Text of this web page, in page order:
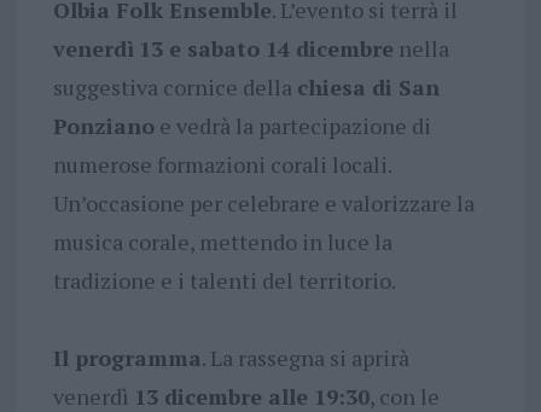
Olbia Folk Ensemble. L’evento si terrà il
venerdì 13 e sabato 14 dicembre nella
suggestiva cornice della chiesa di San
Ponzianoe vedrà la partecipazione di
numerose formazioni corali locali.
Un’occasione per celebrare e valorizzare la
musica corale, mettendo in luce la
tradizione e i talenti del territorio.
Il programma. La rassegna si aprirà
venerdì 13 dicembre alle 19:30, con le